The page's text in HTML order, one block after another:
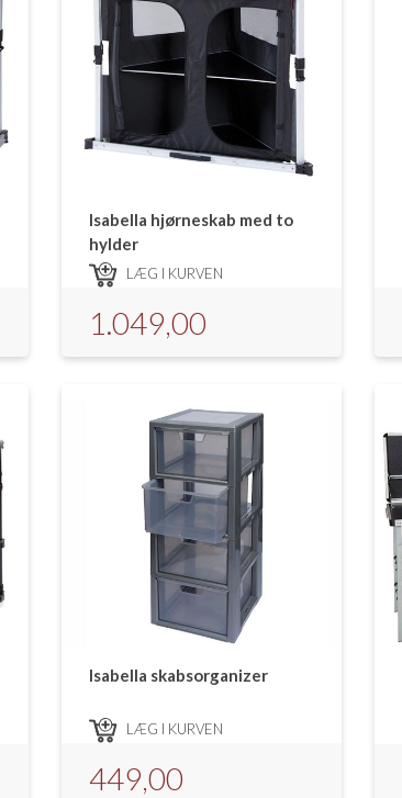
Isabella hjørneskab med to
hylder
LÆG I KURVEN
1.049,00
Isabella skabsorganizer
LÆG I KURVEN
449,00